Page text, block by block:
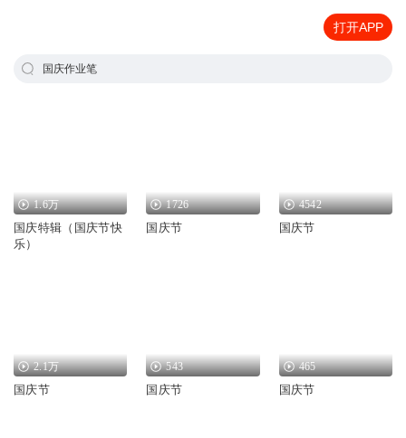
打开APP
国庆作业笔
1.6万
国庆特辑（国庆节快
乐）
1726
国庆节
4542
国庆节
2.1万
国庆节
543
国庆节
465
国庆节